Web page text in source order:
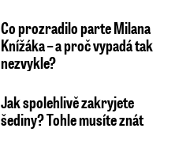
Co prozradilo parte Milana
Knížáka – a proč vypadá tak
nezvykle?
Jak spolehlivě zakryjete
šediny? Tohle musíte znát